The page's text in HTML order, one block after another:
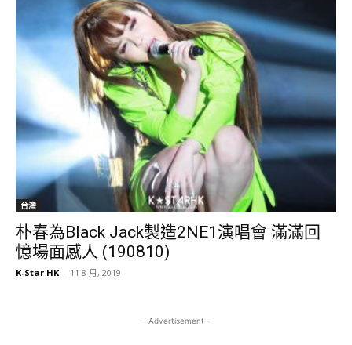
台灣
朴春為Black Jack製造2NE1演唱會 滿滿回
憶場面感人 (190810)
K-Star HK - 11 8 月, 2019
- Advertisement -